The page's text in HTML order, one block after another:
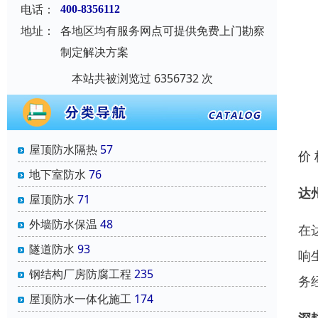
电话： 400-8356112
地址：
各地区均有服务网点可提供免费上门勘察
制定解决方案
本站共被浏览过 6356732 次
屋顶防水隔热 57
地下室防水 76
屋顶防水 71
外墙防水保温 48
隧道防水 93
钢结构厂房防腐工程 235
屋顶防水一体化施工 174
价
达
在
响
务